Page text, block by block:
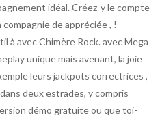
idéal. Créez-y le compte
de appréciée , !
à avec Chimère Rock. avec Mega
unique mais avenant, la joie
leurs jackpots correctrices ,
deux estrades, y compris
démo gratuite ou que toi-